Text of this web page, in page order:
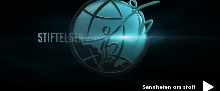
Sannheten om stoff